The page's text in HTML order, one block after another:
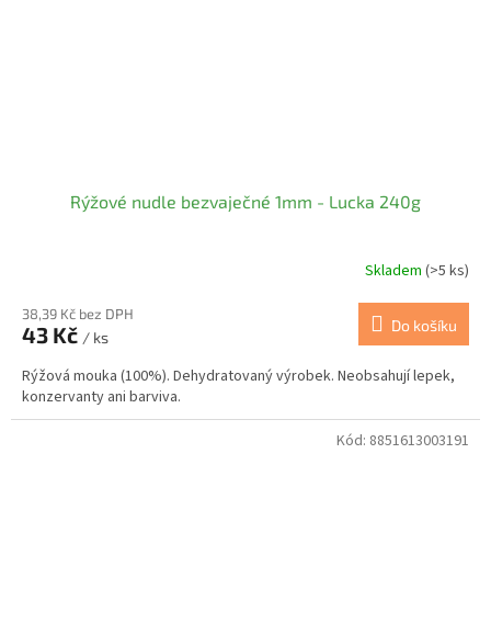
Rýžové nudle bezvaječné 1mm - Lucka 240g
Skladem (>5 ks)
38,39 Kč bez DPH
43 Kč / ks
Do košíku
Rýžová mouka (100%). Dehydratovaný výrobek. Neobsahují lepek,
konzervanty ani barviva.
Kód: 8851613003191